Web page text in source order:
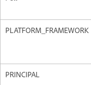
PLATFORM_FRAMEWORK
PRINCIPAL